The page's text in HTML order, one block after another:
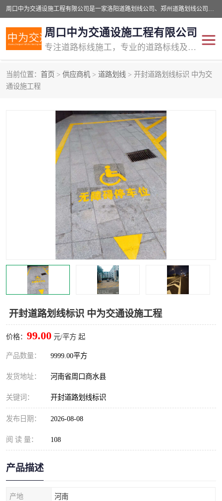
周口中为交通设施工程有限公司是一家洛阳道路划线公司、郑州道路划线公司、平顶山道路车位划线公司、开封车位划线公司、许昌道路车位划线公司、漯河道路车位划线公司，公司始终坚持“诚信、匠心、专注”的宗旨；我们的经营理念是：的服务。
周口中为交通设施工程有限公司
专注道路标线施工，专业的道路标线及交通设施施工服务商!
当前位置： 首页 > 供应商机 > 道路划线 > 开封道路划线标识 中为交
通设施工程
开封道路划线标识 中为交通设施工程
价格： 99.00 元/平方 起
产品数量： 9999.00平方
发货地址： 河南省周口商水县
关键词： 开封道路划线标识
发布日期： 2026-08-08
阅 读 量： 108
产品描述
产地 河南
交通道路标线
道路标线划线 马路标线
道路划线